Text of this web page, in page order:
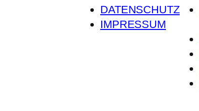
DATENSCHUTZ
IMPRESSUM